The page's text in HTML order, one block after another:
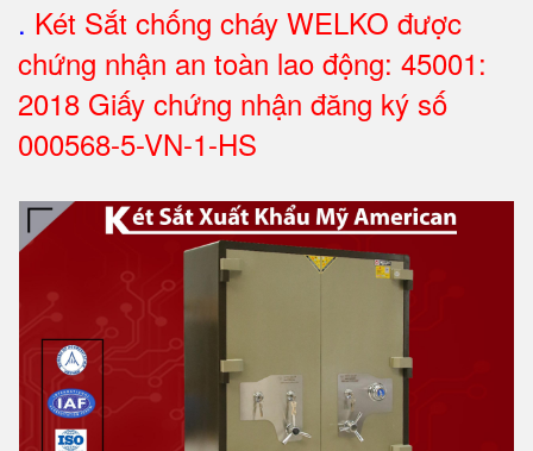
. Két Sắt chống cháy WELKO được
chứng nhận an toàn lao động: 45001:
2018 Giấy chứng nhận đăng ký số
000568-5-VN-1-HS